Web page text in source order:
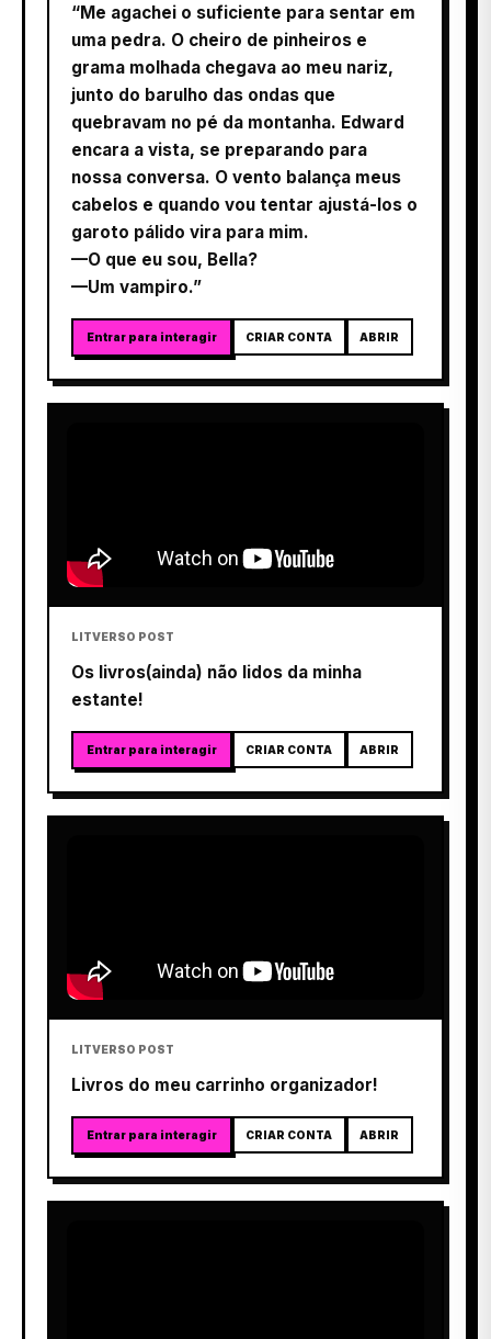
“Me agachei o suficiente para sentar em
uma pedra. O cheiro de pinheiros e
grama molhada chegava ao meu nariz,
junto do barulho das ondas que
quebravam no pé da montanha. Edward
encara a vista, se preparando para
nossa conversa. O vento balança meus
cabelos e quando vou tentar ajustá-los o
garoto pálido vira para mim.
—O que eu sou, Bella?
—Um vampiro.”
Entrar para interagir CRIAR CONTA ABRIR
LITVERSO POST
Os livros(ainda) não lidos da minha
estante!
Entrar para interagir CRIAR CONTA ABRIR
LITVERSO POST
Livros do meu carrinho organizador!
Entrar para interagir CRIAR CONTA ABRIR